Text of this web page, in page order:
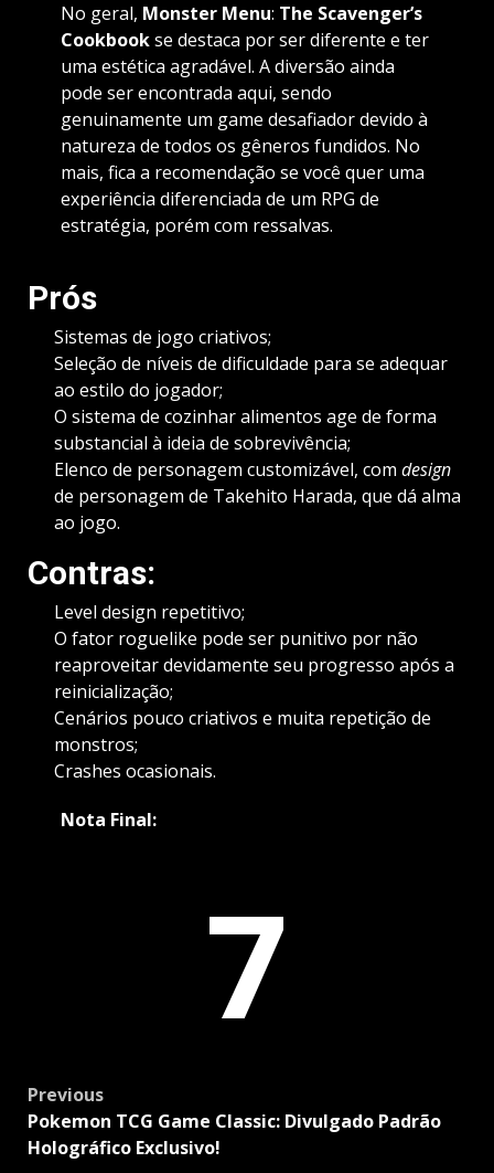
No geral, Monster Menu: The Scavenger’s
Cookbookse destaca por ser diferente e ter
uma estética agradável. A diversão ainda
pode ser encontrada aqui, sendo
genuinamente um game desafiador devido à
natureza de todos os gêneros fundidos. No
mais, fica a recomendação se você quer uma
experiência diferenciada de um RPG de
estratégia, porém com ressalvas.
Prós
Sistemas de jogo criativos;
Seleção de níveis de dificuldade para se adequar
ao estilo do jogador;
O sistema de cozinhar alimentos age de forma
substancial à ideia de sobrevivência;
Elenco de personagem customizável, com design
de personagem de Takehito Harada, que dá alma
ao jogo.
Contras:
Level design repetitivo;
O fator roguelike pode ser punitivo por não
reaproveitar devidamente seu progresso após a
reinicialização;
Cenários pouco criativos e muita repetição de
monstros;
Crashes ocasionais.
Nota Final:
7
Post
navigation
Previous
Pokemon TCG Game Classic: Divulgado Padrão
Holográfico Exclusivo!